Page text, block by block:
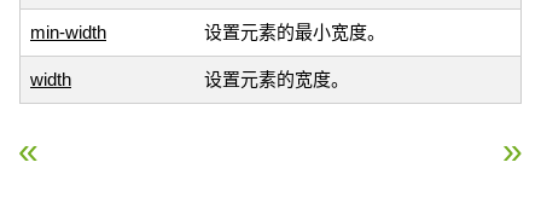
min-width 设置元素的最小宽度。
width 设置元素的宽度。
« CSS 分组和嵌套 CSS Display(显示) 与